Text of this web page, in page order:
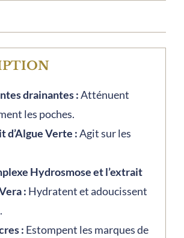
drainantes :Atténuent
les poches.
d’Algue Verte :Agit sur les
Hydrosmose et l’extrait
: Hydratent et adoucissent
: Estompent les marques de